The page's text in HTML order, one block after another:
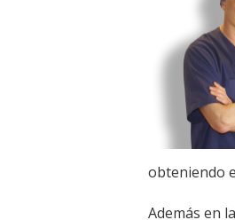
obteniendo
Además en